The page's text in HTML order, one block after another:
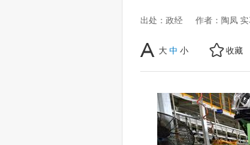
出处：政经 作者：陶凤
大 中 小 收藏